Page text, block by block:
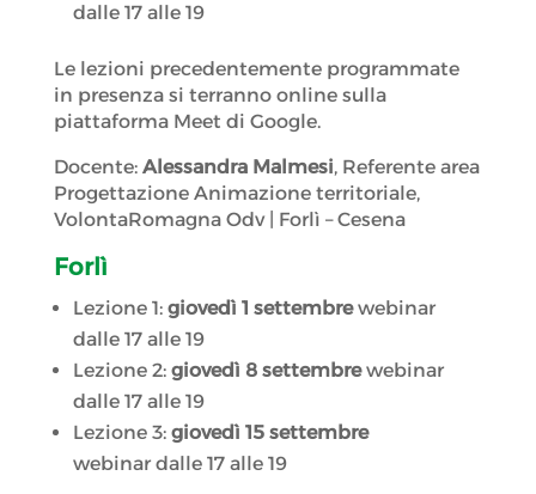
dalle 17 alle 19
Le lezioni precedentemente programmate
in presenza si terranno online sulla
piattaforma Meet di Google.
Docente: Alessandra Malmesi, Referente area
Progettazione Animazione territoriale,
VolontaRomagna Odv | Forlì – Cesena
Forlì
Lezione 1: giovedì 1 settembrewebinar
dalle 17 alle 19
Lezione 2: giovedì 8 settembrewebinar
dalle 17 alle 19
Lezione 3: giovedì 15 settembre
webinar dalle 17 alle 19